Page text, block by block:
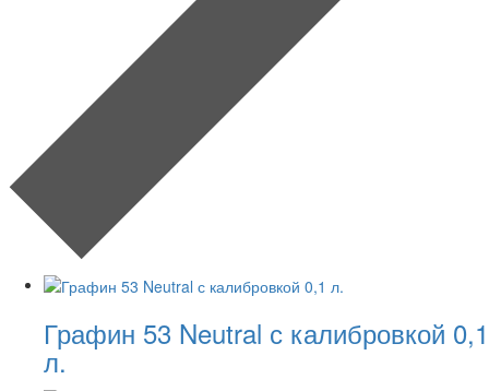
Графин 53 Neutral с калибровкой 0,1
л.